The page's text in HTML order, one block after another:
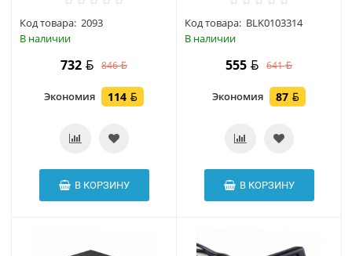
Код товара: 2093
В наличии
732 846
Экономия 114
В КОРЗИНУ
Код товара: BLK0103314
В наличии
555 641
Экономия 87
В КОРЗИНУ